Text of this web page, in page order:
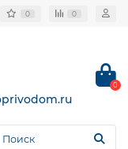
0 0
0